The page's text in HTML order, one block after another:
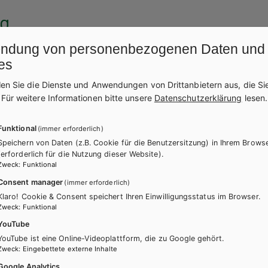
und digitalen Produkte im Einklang mit dem
Act), barrierefrei zugänglich zu machen.
der „Richtlinien für barrierefreie Webinhalte – WCAG 2.1“
nicht vollständig barrierefrei:
können in einzelnen Fällen nicht barrierefrei
Insbesondere ältere oder primär für den analogen Einsatz
diese möglichst barrierefrei zu gestalten. Auf Anfrage stellen wir
von personenbezogenen Daten und
Sie die Dienste und Anwendungen von Drittanbietern aus, die
Für weitere Informationen bitte unsere Datenschutzerklärung lesen.
(immer erforderlich)
von Daten (z.B. Cookie für die Benutzersitzung) in Ihrem
für die Nutzung dieser Website).
: Funktional
manager (immer erforderlich)
Cookie & Consent speichert Ihren Einwilligungsstatus im Browser.
: Funktional
ist eine Online-Videoplattform, die zu Google gehört.
: Eingebettete externe Inhalte